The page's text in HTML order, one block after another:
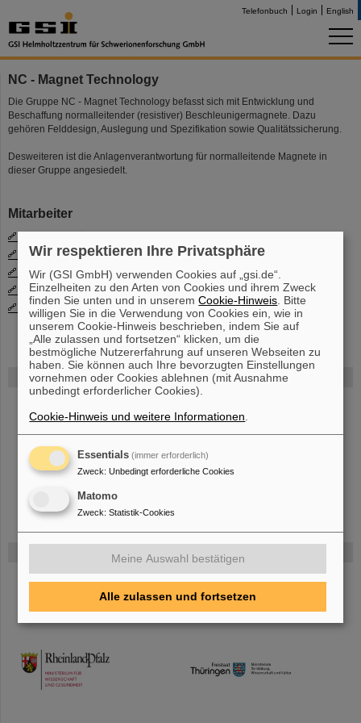
Telefonbuch Login English
FAIR
mehr.
TMWWDG
NC - Magnet Technology
Die Gruppe NC - Magnet Technology befasst sich mit Entwicklung und
Beschaffung normalleitender (resistiver) Beschleunigermagnete. Dazu
gehören Felddesign, Auslegung und Spezifikation sowie Qualitätssicherung.
Desweiteren ist die Anlagenverantwortung für normalleitende Magnete in
dieser Gruppe angesiedelt.
Mitarbeiter
Dr. Hanno Leibrock
Dr. Peter Rottländer
Martin Eibach
Vaishnavi Srinivasan
Wir respektieren Ihre Privatsphäre
Wir (GSI GmbH) verwenden Cookies auf „gsi.de“.
Einzelheiten zu den Arten von Cookies und ihrem Zweck
finden Sie unten und in unseremCookie-Hinweis . Bitte
willigen Sie in die Verwendung von Cookies ein, wie in
unserem Cookie-Hinweis beschrieben, indem Sie auf
„Alle zulassen und fortsetzen“ klicken, um die
bestmögliche Nutzererfahrung auf unseren Webseiten zu
haben. Sie können auch Ihre bevorzugten Einstellungen
vornehmen oder Cookies ablehnen (mit Ausnahme
unbedingt erforderlicher Cookies).
Cookie-Hinweis und weitere Informationen
Essentials (immer erforderlich)
Zweck: Unbedingt erforderliche Cookies
Matomo
Zweck: Statistik-Cookies
Meine Auswahl bestätigen
Alle zulassen und fortsetzen